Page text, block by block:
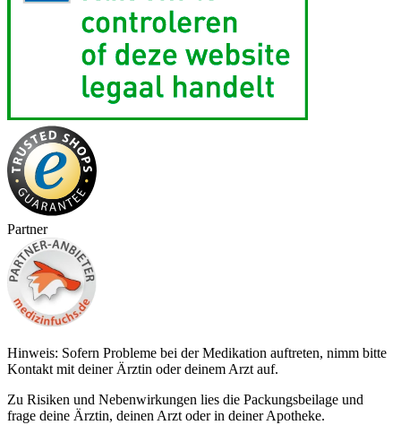
Partner
Hinweis: Sofern Probleme bei der Medikation auftreten, nimm bitte
Kontakt mit deiner Ärztin oder deinem Arzt auf.
Zu Risiken und Nebenwirkungen lies die Packungsbeilage und
frage deine Ärztin, deinen Arzt oder in deiner Apotheke.